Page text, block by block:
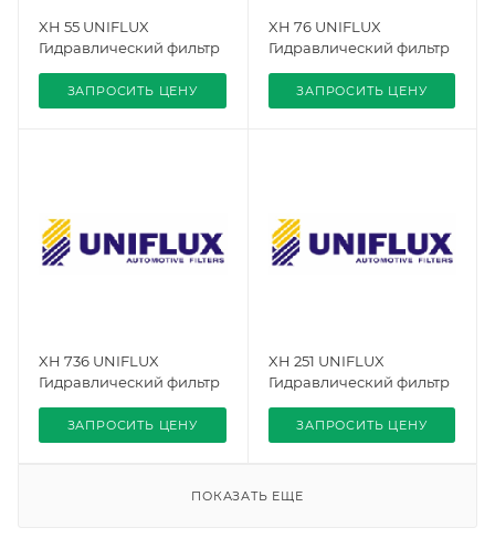
XH 55 UNIFLUX
Гидравлический фильтр
ЗАПРОСИТЬ ЦЕНУ
XH 76 UNIFLUX
Гидравлический фильтр
ЗАПРОСИТЬ ЦЕНУ
XH 736 UNIFLUX
Гидравлический фильтр
ЗАПРОСИТЬ ЦЕНУ
XH 251 UNIFLUX
Гидравлический фильтр
ЗАПРОСИТЬ ЦЕНУ
ПОКАЗАТЬ ЕЩЕ